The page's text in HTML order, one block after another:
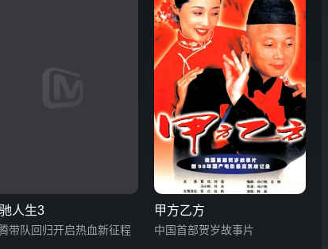
人生3
带队回归开启热血新征程
甲方乙方
中国首部贺岁故事片